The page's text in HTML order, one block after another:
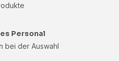
Personal
bei der Auswahl